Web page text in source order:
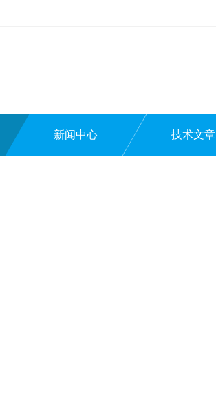
新闻中心 技术文章